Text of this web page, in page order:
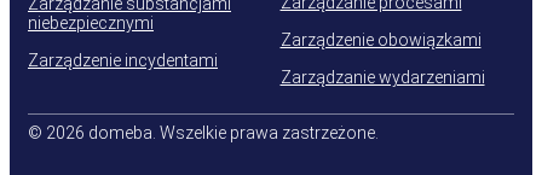
Zarządzanie substancjami
niebezpiecznymi
Zarządzenie incydentami
Zarządzenie obowiązkami
Zarządzanie wydarzeniami
© 2026 domeba. Wszelkie prawa zastrzeżone.